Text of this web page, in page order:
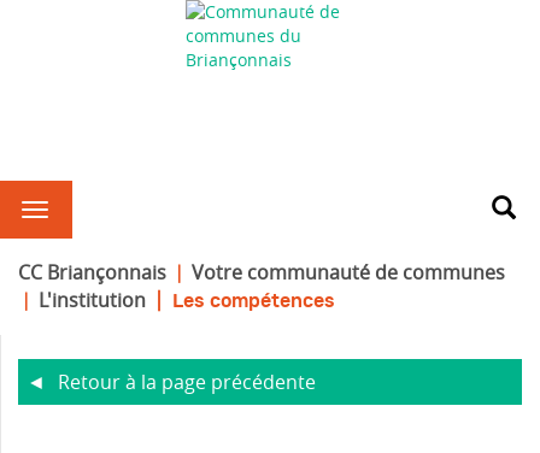
CC Briançonnais
Votre communauté de communes
L'institution
Les compétences
Retour à la page précédente